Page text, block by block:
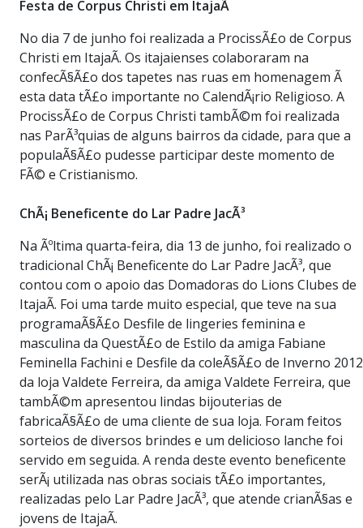
Festa de Corpus Christi em ItajaÃ­
No dia 7 de junho foi realizada a ProcissÃ£o de Corpus
Christi em ItajaÃ­. Os itajaienses colaboraram na
confecÃ§Ã£o dos tapetes nas ruas em homenagem Ã
esta data tÃ£o importante no CalendÃ¡rio Religioso. A
ProcissÃ£o de Corpus Christi tambÃ©m foi realizada
nas ParÃ³quias de alguns bairros da cidade, para que a
populaÃ§Ã£o pudesse participar deste momento de
FÃ© e Cristianismo.
ChÃ¡ Beneficente do Lar Padre JacÃ³
Na Ãºltima quarta-feira, dia 13 de junho, foi realizado o
tradicional ChÃ¡ Beneficente do Lar Padre JacÃ³, que
contou com o apoio das Domadoras do Lions Clubes de
ItajaÃ­. Foi uma tarde muito especial, que teve na sua
programaÃ§Ã£o Desfile de lingeries feminina e
masculina da QuestÃ£o de Estilo da amiga Fabiane
Feminella Fachini e Desfile da coleÃ§Ã£o de Inverno 2012
da loja Valdete Ferreira, da amiga Valdete Ferreira, que
tambÃ©m apresentou lindas bijouterias de
fabricaÃ§Ã£o de uma cliente de sua loja. Foram feitos
sorteios de diversos brindes e um delicioso lanche foi
servido em seguida. A renda deste evento beneficente
serÃ¡ utilizada nas obras sociais tÃ£o importantes,
realizadas pelo Lar Padre JacÃ³, que atende crianÃ§as e
jovens de ItajaÃ­.